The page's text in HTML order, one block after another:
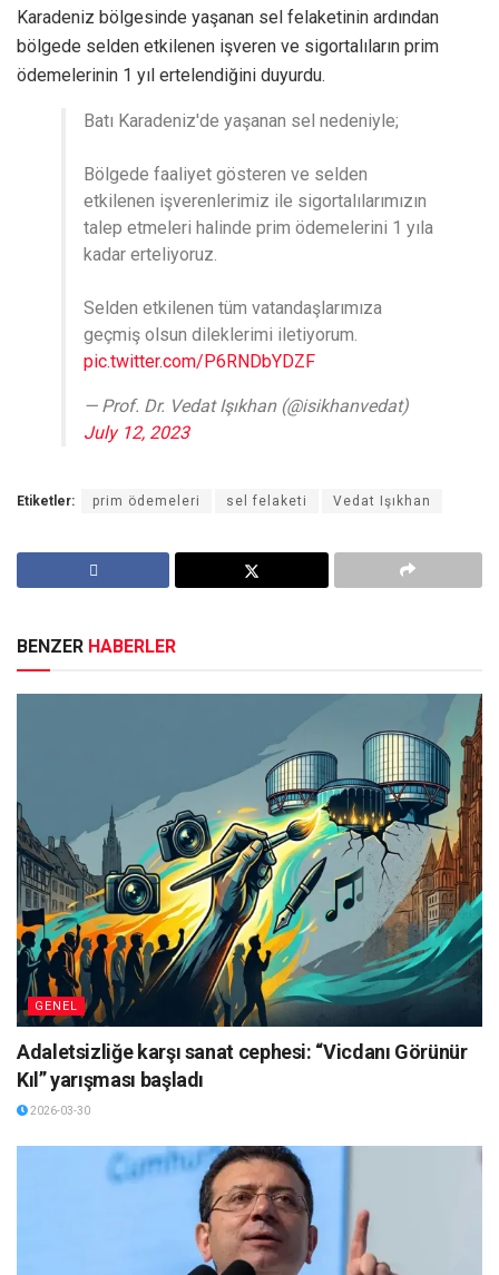
Karadeniz bölgesinde yaşanan sel felaketinin ardından
bölgede selden etkilenen işveren ve sigortalıların prim
ödemelerinin 1 yıl ertelendiğini duyurdu.
Batı Karadeniz'de yaşanan sel nedeniyle;
Bölgede faaliyet gösteren ve selden
etkilenen işverenlerimiz ile sigortalılarımızın
talep etmeleri halinde prim ödemelerini 1 yıla
kadar erteliyoruz.
Selden etkilenen tüm vatandaşlarımıza
geçmiş olsun dileklerimi iletiyorum.
pic.twitter.com/P6RNDbYDZF
— Prof. Dr. Vedat Işıkhan (@isikhanvedat)
July 12, 2023
Etiketler: prim ödemeleri sel felaketi Vedat Işıkhan
BENZER HABERLER
GENEL
Adaletsizliğe karşı sanat cephesi: “Vicdanı Görünür
Kıl” yarışması başladı
2026-03-30